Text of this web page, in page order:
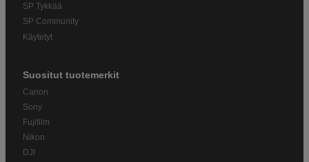
SP Tykkää
SP Community
Käytetyt
Suositut tuotemerkit
Canon
Sony
Fujifilm
Nikon
DJI